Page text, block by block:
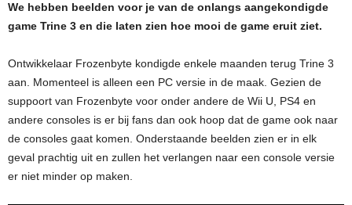
We hebben beelden voor je van de onlangs aangekondigde
game Trine 3 en die laten zien hoe mooi de game eruit ziet.
Ontwikkelaar Frozenbyte kondigde enkele maanden terug Trine 3
aan. Momenteel is alleen een PC versie in de maak. Gezien de
suppoort van Frozenbyte voor onder andere de Wii U, PS4 en
andere consoles is er bij fans dan ook hoop dat de game ook naar
de consoles gaat komen. Onderstaande beelden zien er in elk
geval prachtig uit en zullen het verlangen naar een console versie
er niet minder op maken.